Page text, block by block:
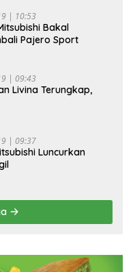
| 10:53
Bakal
Pajero Sport
| 09:43
Livina Terungkap,
| 09:37
Luncurkan